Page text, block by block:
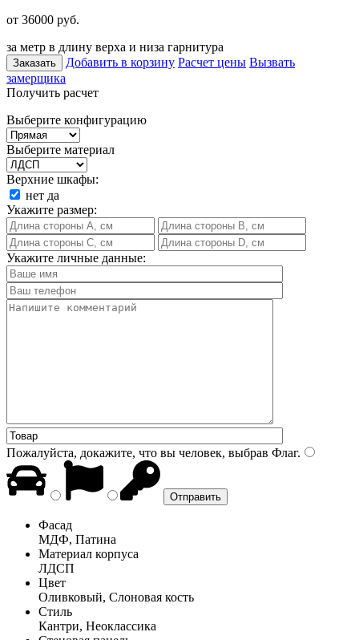
от 36000 руб.
за метр в длину верха и низа гарнитура
Заказать Добавить в корзину Расчет цены Вызвать
замерщика
Получить расчет
Выберите конфигурацию
Выберите материал
Верхние шкафы:
нет да
Укажите размер:
Укажите личные данные:
Пожалуйста, докажите, что вы человек, выбрав Флаг.
Фасад
МДФ, Патина
Материал корпуса
ЛДСП
Цвет
Оливковый, Слоновая кость
Стиль
Кантри, Неоклассика